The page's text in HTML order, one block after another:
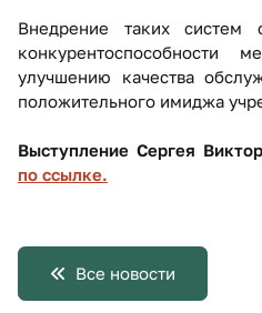
Внедрение таких систем
конкурентоспособности
улучшению качества
положительного имиджа
Выступление Сергея
по ссылке.
Все новости